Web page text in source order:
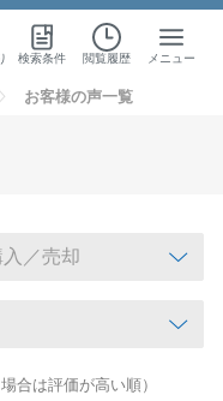
検索条件 閲覧履歴 メニュー
お客様の声一覧
合は評価が高い順）